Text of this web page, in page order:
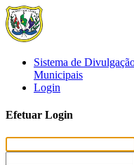
Sistema de
Municipais
Login
Efetuar Login